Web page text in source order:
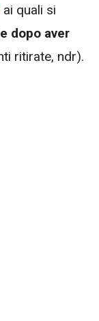
ai quali si
dopo aver
ritirate, ndr).